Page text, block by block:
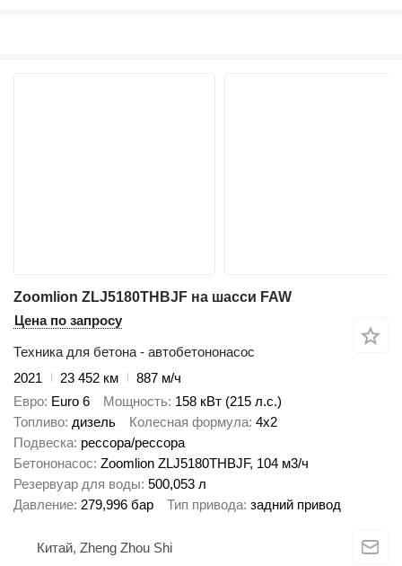
Zoomlion ZLJ5180THBJF на шасси FAW
Цена по запросу
Техника для бетона - автобетононасос
2021
23 452 км
887 м/ч
Евро Euro 6 Мощность 158 кВт (215 л.с.)
Топливо дизель Колесная формула 4x2
Подвеска рессора/рессора
Бетононасос Zoomlion ZLJ5180THBJF, 104 м3/ч
Резервуар для воды 500,053 л
Давление 279,996 бар Тип привода задний привод
Китай, Zheng Zhou Shi